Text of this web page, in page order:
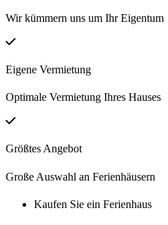
Wir kümmern uns um Ihr Eigentum
Eigene Vermietung
Optimale Vermietung Ihres Hauses
Größtes Angebot
Große Auswahl an Ferienhäusern
Kaufen Sie ein Ferienhaus